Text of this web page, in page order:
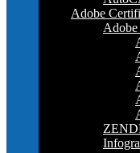
Adobe